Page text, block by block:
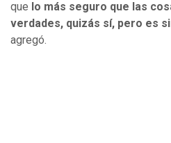
que lo más seguro que las
verdades, quizás sí, pero es
agregó.